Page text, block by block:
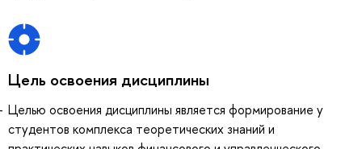
Цель освоения дисциплины
Целью освоения дисциплины является формирование у
студентов комплекса теоретических знаний и